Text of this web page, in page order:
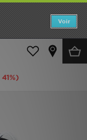
Voir
28 à 35)